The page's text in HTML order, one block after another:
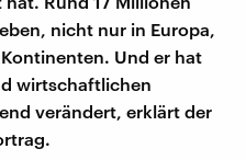
nicht nur in Europa,
Und er hat
wirtschaftlichen
verändert, erklärt der